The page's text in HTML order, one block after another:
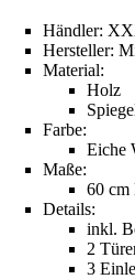
Händler:
Hersteller:
Material:
Holz
Farbe:
Eiche
Maße:
60 cm
Details:
inkl.
2
3